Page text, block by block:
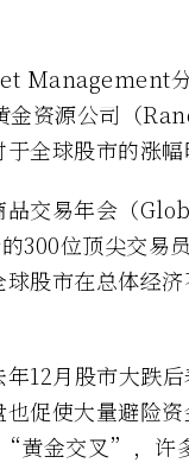
Management
金资源公司（
全球股市的涨幅
品交易年会（
300位顶尖交易
股市在总体经
12月股市大跌
促使大量避险
黄金交叉”，许